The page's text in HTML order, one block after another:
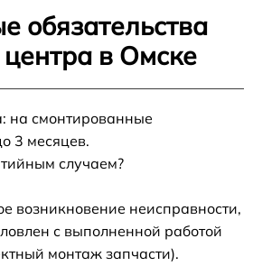
обязательства
центра в Омске
на смонтированные
3 месяцев.
случаем?
возникновение неисправности,
с выполненной работой
монтаж запчасти).